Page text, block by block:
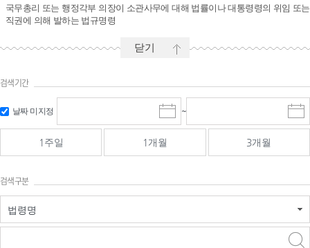
국무총리 또는 행정각부 의장이 소관사무에 대해 법률이나 대통령령의 위임 또는
직권에 의해 발하는 법규명령
닫기
검색기간
날짜 미지정
시
작
일
선
~
마
감
선
1주일 1개월 3개월
검색구분
법령명